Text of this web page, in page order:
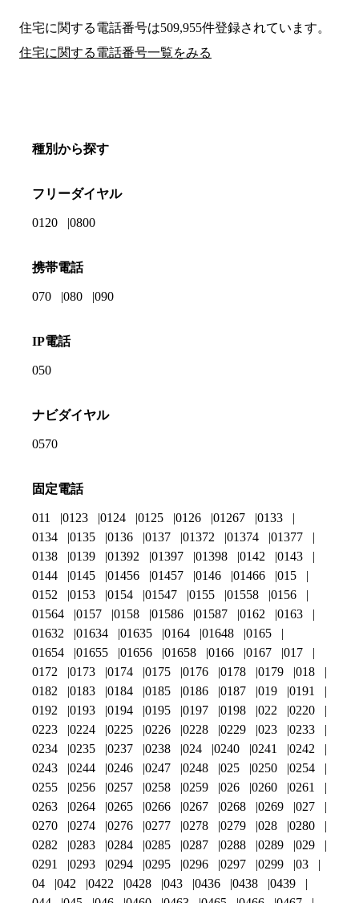
住宅に関する電話番号は509,955件登録されています。
住宅に関する電話番号一覧をみる
種別から探す
フリーダイヤル
0120 0800
携帯電話
070 080 090
IP電話
050
ナビダイヤル
0570
固定電話
011 0123 0124 0125 0126 01267
0133
0134
0135 0136 0137 01372 01374
01377
0138
0139 01392 01397 01398 0142
0143
0144
0145 01456 01457 0146 01466
015
0152
0153 0154 01547 0155 01558
0156
01564
0157 0158 01586 01587 0162
0163
01632
01634 01635 0164 01648
0165
01654
01655 01656 01658 0166 0167
017
0172
0173 0174 0175 0176 0178 0179
018
0182
0183 0184 0185 0186 0187 019
0191
0192
0193 0194 0195 0197 0198 022
0220
0223
0224 0225 0226 0228 0229 023
0233
0234
0235 0237 0238 024 0240 0241
0242
0243
0244 0246 0247 0248 025 0250
0254
0255
0256 0257 0258 0259 026 0260
0261
0263
0264 0265 0266 0267 0268 0269
027
0270
0274 0276 0277 0278 0279 028
0280
0282
0283 0284 0285 0287 0288 0289
029
0291
0293 0294 0295 0296 0297 0299
03
04
042 0422 0428 043 0436 0438
0439